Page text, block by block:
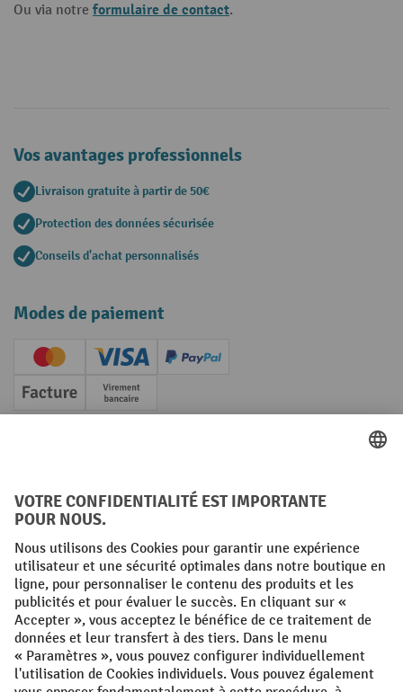
Ou via notre formulaire de contact.
Vos avantages professionnels
Livraison gratuite à partir de 50€
Protection des données sécurisée
Conseils d'achat personnalisés
Modes de paiement
Creditcard (Master)Creditcard (Visa)
PayPal
Facture Paiement anticipé
Facebook
YouTube
LinkedIn
Instagram
Conditions générales Mentions légales
Protection des Données Politique de cookies
All prices excl. VAT plusshipping costsand possible delivery charges,
if not stated otherwise.